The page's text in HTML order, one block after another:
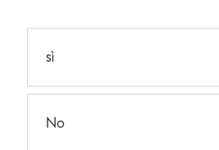
sì
No